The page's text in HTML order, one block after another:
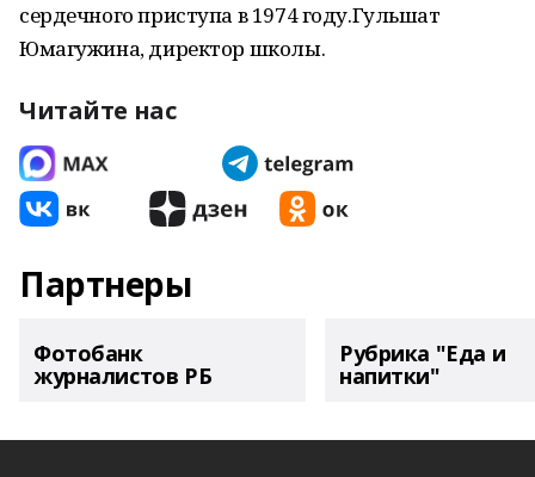
сердечного приступа в 1974 году.Гульшат
Юмагужина, директор школы.
Читайте нас
Партнеры
Фотобанк
журналистов РБ
Рубрика "Еда и
напитки"